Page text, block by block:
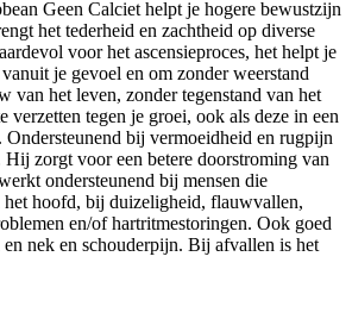
Geen Calciet helpt je hogere bewustzijn
het tederheid en zachtheid op diverse
voor het ascensieproces, het helpt je
je gevoel en om zonder weerstand
van het leven, zonder tegenstand van het
verzetten tegen je groei, ook als deze in een
Ondersteunend bij vermoeidheid en rugpijn
Hij zorgt voor een betere doorstroming van
ondersteunend bij mensen die
het hoofd, bij duizeligheid, flauwvallen,
en/of hartritmestoringen. Ook goed
nek en schouderpijn. Bij afvallen is het